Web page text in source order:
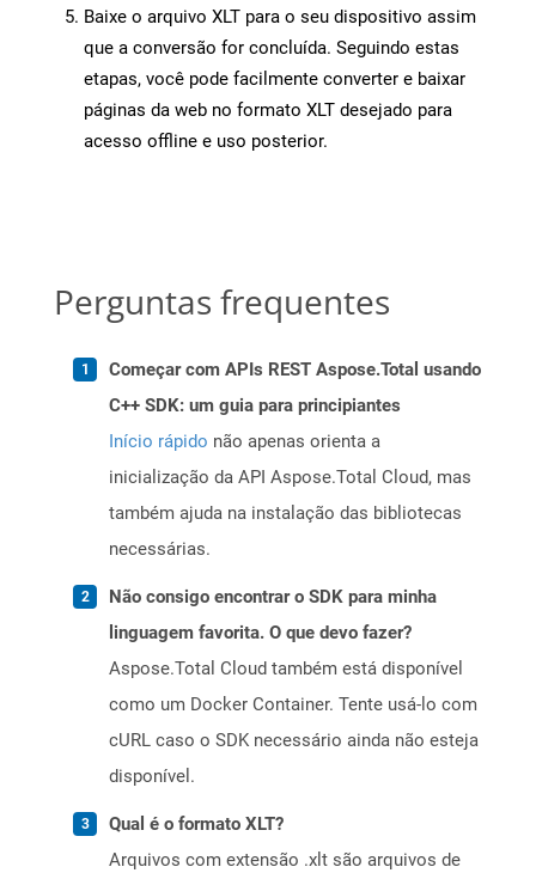
Baixe o arquivo XLT para o seu dispositivo assim
que a conversão for concluída. Seguindo estas
etapas, você pode facilmente converter e baixar
páginas da web no formato XLT desejado para
acesso offline e uso posterior.
Perguntas frequentes
Começar com APIs REST Aspose.Total usando
C++ SDK: um guia para principiantes
Início rápido não apenas orienta a
inicialização da API Aspose.Total Cloud, mas
também ajuda na instalação das bibliotecas
necessárias.
Não consigo encontrar o SDK para minha
linguagem favorita. O que devo fazer?
Aspose.Total Cloud também está disponível
como um Docker Container. Tente usá-lo com
cURL caso o SDK necessário ainda não esteja
disponível.
Qual é o formato XLT?
Arquivos com extensão .xlt são arquivos de